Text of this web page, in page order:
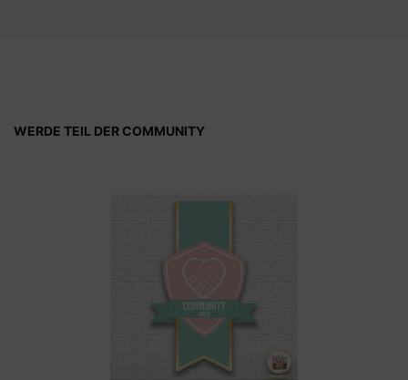
WERDE TEIL DER COMMUNITY